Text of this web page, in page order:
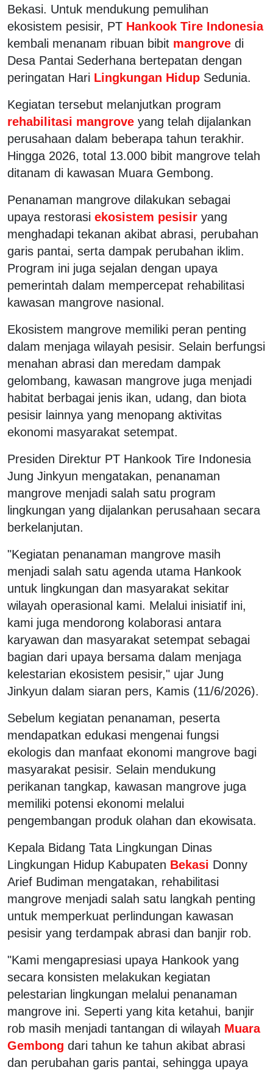
Bekasi. Untuk mendukung pemulihan
ekosistem pesisir, PT Hankook Tire Indonesia
kembali menanam ribuan bibit mangrove di
Desa Pantai Sederhana bertepatan dengan
peringatan Hari Lingkungan Hidup Sedunia.
Kegiatan tersebut melanjutkan program
rehabilitasi mangrove yang telah dijalankan
perusahaan dalam beberapa tahun terakhir.
Hingga 2026, total 13.000 bibit mangrove telah
ditanam di kawasan Muara Gembong.
Penanaman mangrove dilakukan sebagai
upaya restorasi ekosistem pesisir yang
menghadapi tekanan akibat abrasi, perubahan
garis pantai, serta dampak perubahan iklim.
Program ini juga sejalan dengan upaya
pemerintah dalam mempercepat rehabilitasi
kawasan mangrove nasional.
Ekosistem mangrove memiliki peran penting
dalam menjaga wilayah pesisir. Selain berfungsi
menahan abrasi dan meredam dampak
gelombang, kawasan mangrove juga menjadi
habitat berbagai jenis ikan, udang, dan biota
pesisir lainnya yang menopang aktivitas
ekonomi masyarakat setempat.
Presiden Direktur PT Hankook Tire Indonesia
Jung Jinkyun mengatakan, penanaman
mangrove menjadi salah satu program
lingkungan yang dijalankan perusahaan secara
berkelanjutan.
"Kegiatan penanaman mangrove masih
menjadi salah satu agenda utama Hankook
untuk lingkungan dan masyarakat sekitar
wilayah operasional kami. Melalui inisiatif ini,
kami juga mendorong kolaborasi antara
karyawan dan masyarakat setempat sebagai
bagian dari upaya bersama dalam menjaga
kelestarian ekosistem pesisir," ujar Jung
Jinkyun dalam siaran pers, Kamis (11/6/2026).
Sebelum kegiatan penanaman, peserta
mendapatkan edukasi mengenai fungsi
ekologis dan manfaat ekonomi mangrove bagi
masyarakat pesisir. Selain mendukung
perikanan tangkap, kawasan mangrove juga
memiliki potensi ekonomi melalui
pengembangan produk olahan dan ekowisata.
Kepala Bidang Tata Lingkungan Dinas
Lingkungan Hidup Kabupaten Bekasi Donny
Arief Budiman mengatakan, rehabilitasi
mangrove menjadi salah satu langkah penting
untuk memperkuat perlindungan kawasan
pesisir yang terdampak abrasi dan banjir rob.
"Kami mengapresiasi upaya Hankook yang
secara konsisten melakukan kegiatan
pelestarian lingkungan melalui penanaman
mangrove ini. Seperti yang kita ketahui, banjir
rob masih menjadi tantangan di wilayah Muara
Gembong dari tahun ke tahun akibat abrasi
dan perubahan garis pantai, sehingga upaya